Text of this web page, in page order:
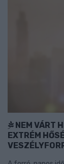
NEM VÁRT
EXTRÉM